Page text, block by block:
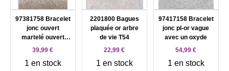
97381758 Bracelet
jonc ouvert
martelé ouvert
plaqué or avec
39,99 €
1 en stock
2201800 Bagues
plaquée or arbre
de vie T54
22,99 €
1 en stock
97417158 Bracelet
jonc pl-or vague
avec un oxyde
54,99 €
1 en stock